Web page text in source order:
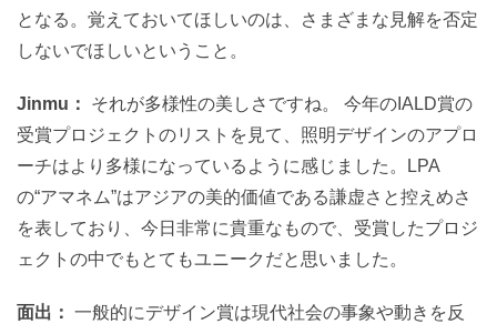
となる。覚えておいてほしいのは、さまざまな見解を否定
しないでほしいということ。
Jinmu：
それが多様性の美しさですね。 今年のIALD賞の
受賞プロジェクトのリストを見て、照明デザインのアプロ
ーチはより多様になっているように感じました。LPA
の“アマネム”はアジアの美的価値である謙虚さと控えめさ
を表しており、今日非常に貴重なもので、受賞したプロジ
ェクトの中でもとてもユニークだと思いました。
面出： 一般的にデザイン賞は現代社会の事象や動きを反